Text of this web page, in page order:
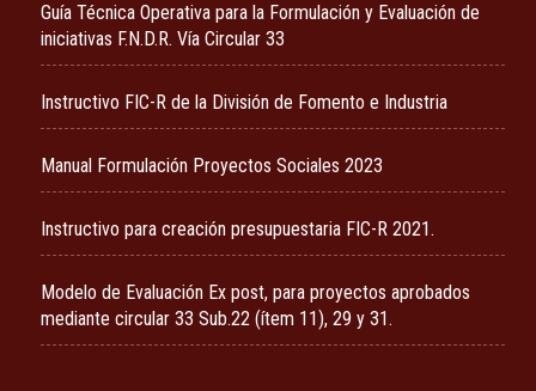
Guía Técnica Operativa para la Formulación y Evaluación de
iniciativas F.N.D.R. Vía Circular 33
Instructivo FIC-R de la División de Fomento e Industria
Manual Formulación Proyectos Sociales 2023
Instructivo para creación presupuestaria FIC-R 2021.
Modelo de Evaluación Ex post, para proyectos aprobados
mediante circular 33 Sub.22 (ítem 11), 29 y 31.